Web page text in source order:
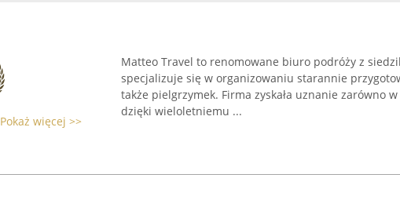
Pokaż więcej >>
Matteo Travel to renomowane biuro podróży z
specjalizuje się w organizowaniu starannie
także pielgrzymek. Firma zyskała uznanie zarówno
dzięki wieloletniemu ...